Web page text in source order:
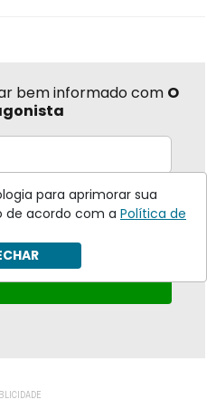
bem informado com O
| Para obter mais
de Privacidade
para aprimorar sua
de acordo com a Política de